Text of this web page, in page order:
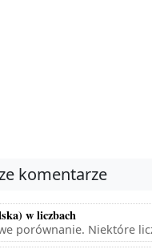
komentarze
w liczbach
porównanie. Niektóre